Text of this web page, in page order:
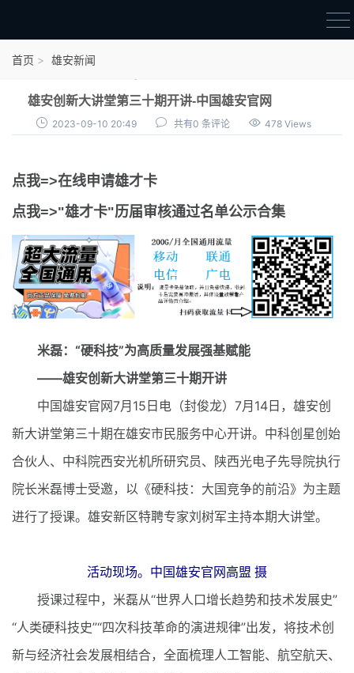
点我申领雄才卡
雄才卡资讯
雄安新闻
首页 雄安新闻
雄安创新大讲堂第三十期开讲-中国雄安官网
2023-09-10 20:49 共有0 条评论 478 Views
点我=>在线申请雄才卡
点我=>"雄才卡"历届审核通过名单公示合集
米磊：“硬科技”为高质量发展强基赋能
——雄安创新大讲堂第三十期开讲
中国雄安官网7月15日电（封俊龙）7月14日，雄安创
新大讲堂第三十期在雄安市民服务中心开讲。中科创星创始
合伙人、中科院西安光机所研究员、陕西光电子先导院执行
院长米磊博士受邀，以《硬科技：大国竞争的前沿》为主题
进行了授课。雄安新区特聘专家刘树军主持本期大讲堂。
活动现场。中国雄安官网高盟 摄
授课过程中，米磊从“世界人口增长趋势和技术发展史”
“人类硬科技史”“四次科技革命的演进规律”出发，将技术创
新与经济社会发展相结合，全面梳理人工智能、航空航天、